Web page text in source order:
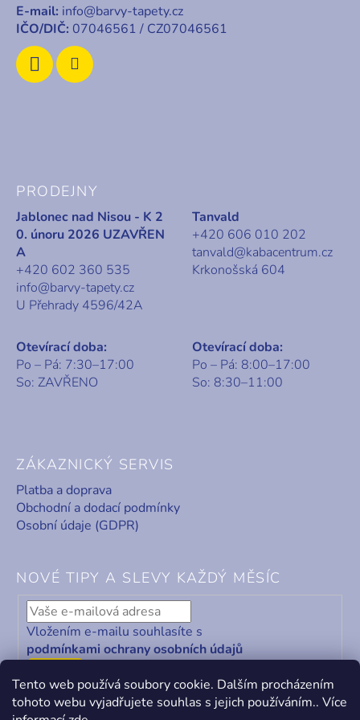
Tento web používá soubory cookie. Dalším procházením
tohoto webu vyjadřujete souhlas s jejich používáním.. Více
E-mail: info@barvy-tapety.cz
IČO/DIČ: 07046561 / CZ07046561
PRODEJNY
Jablonec nad Nisou - K 2
0. únoru 2026 UZAVŘEN
A
+420 602 360 535
info@barvy-tapety.cz
U Přehrady 4596/42A
Tanvald
+420 606 010 202
tanvald@kabacentrum.cz
Krkonošská 604
Otevírací doba:
Po – Pá: 7:30–17:00
So: ZAVŘENO
Otevírací doba:
Po – Pá: 8:00–17:00
So: 8:30–11:00
ZÁKAZNICKÝ SERVIS
Platba a doprava
Obchodní a dodací podmínky
Osobní údaje (GDPR)
NOVÉ TIPY A SLEVY KAŽDÝ MĚSÍC
Vložením e-mailu souhlasíte s
podmínkami ochrany osobních údajů
ODEBÍRAT